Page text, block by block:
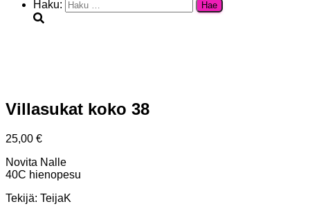
Haku:
Villasukat koko 38
25,00 €
Novita Nalle
40C hienopesu
Tekijä: TeijaK